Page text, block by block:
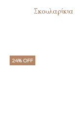
24% OFF